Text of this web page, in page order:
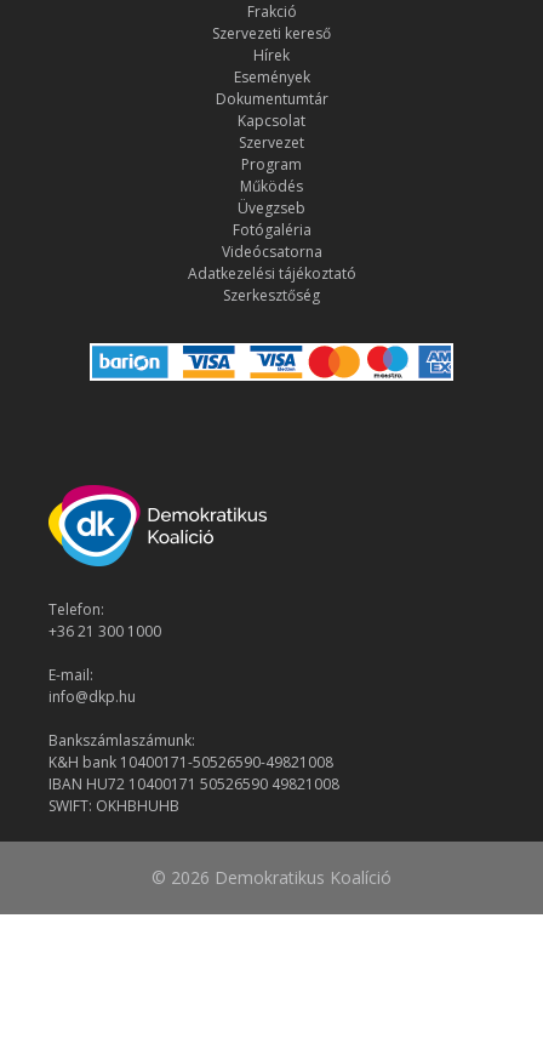
Frakció
Szervezeti kereső
Hírek
Események
Dokumentumtár
Kapcsolat
Szervezet
Program
Működés
Üvegzseb
Fotógaléria
Videócsatorna
Adatkezelési tájékoztató
Szerkesztőség
Telefon:
+36 21 300 1000
E-mail:
info@dkp.hu
Bankszámlaszámunk:
K&H bank 10400171-50526590-49821008
IBAN HU72 10400171 50526590 49821008
SWIFT: OKHBHUHB
© 2026 Demokratikus Koalíció